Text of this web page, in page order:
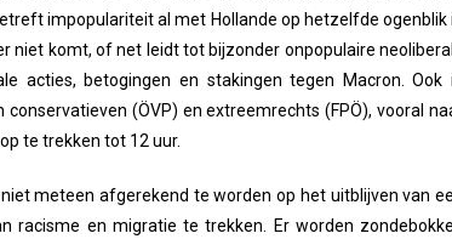
impopulariteit al met Hollande op hetzelfde ogenblik
komt, of net leidt tot bijzonder onpopulaire
acties, betogingen en stakingen tegen Macron. Ook
(ÖVP) en extreemrechts (FPÖ), vooral
te trekken tot 12 uur.
meteen afgerekend te worden op het uitblijven van
racisme en migratie te trekken. Er worden